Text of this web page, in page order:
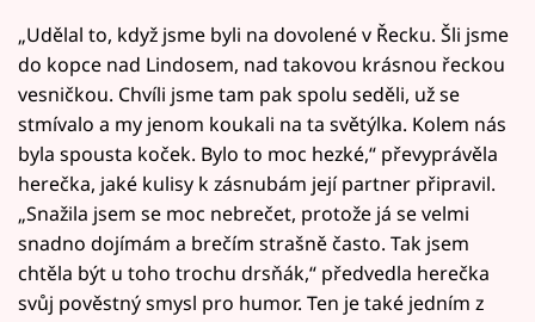
„Udělal to, když jsme byli na dovolené v Řecku. Šli jsme
do kopce nad Lindosem, nad takovou krásnou řeckou
vesničkou. Chvíli jsme tam pak spolu seděli, už se
stmívalo a my jenom koukali na ta světýlka. Kolem nás
byla spousta koček. Bylo to moc hezké,“ převyprávěla
herečka, jaké kulisy k zásnubám její partner připravil.
„Snažila jsem se moc nebrečet, protože já se velmi
snadno dojímám a brečím strašně často. Tak jsem
chtěla být u toho trochu drsňák,“ předvedla herečka
svůj pověstný smysl pro humor. Ten je také jedním z